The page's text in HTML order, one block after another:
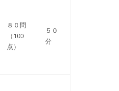
８０問
（100
点）
５０
分